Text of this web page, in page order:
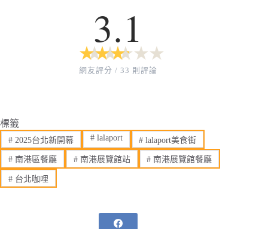
3.1
★
★ ★
★ ★
★ ★
★ ★
★
網友評分 / 33 則評論
標籤
#2025台北新開幕 #lalaport # lalaport美食街
#南港區餐廳 #南港展覽館站 # 南港展覽館餐廳
#台北咖哩